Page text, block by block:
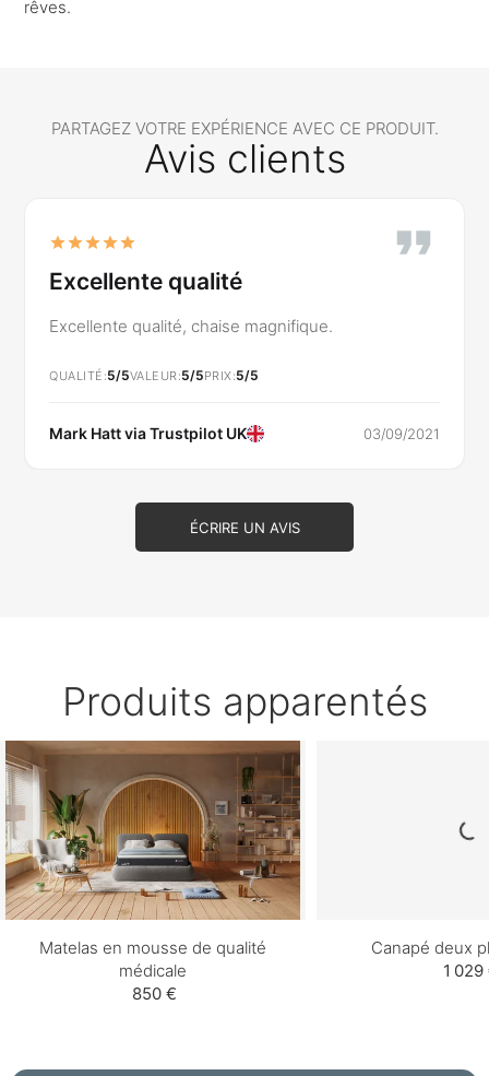
rêves.
PARTAGEZ VOTRE EXPÉRIENCE AVEC CE PRODUIT.
Avis clients
Excellente qualité
Excellente qualité, chaise magnifique.
QUALITÉ 5/5VALEUR 5/5PRIX 5/5
Mark Hatt viaTrustpilot UK 03/09/2021
ÉCRIRE UN AVIS
Produits apparentés
Matelas en mousse de qualité
médicale
850 €
Canapé deux
1 029